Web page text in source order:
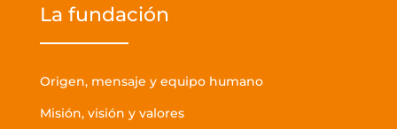
La fundación
Origen, mensaje y equipo humano
Misión, visión y valores